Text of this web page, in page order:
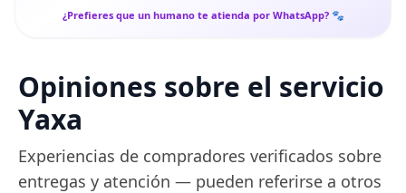
¿Prefieres que un humano te atienda por WhatsApp? 🐾
Opiniones sobre el servicio
Yaxa
Experiencias de compradores verificados sobre
entregas y atención — pueden referirse a otros